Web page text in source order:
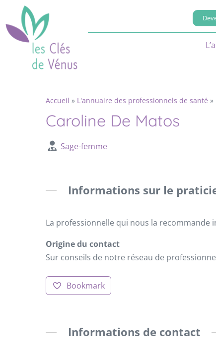
Accueil » L'annuaire des professionnels de santé »
Caroline De Matos
Sage-femme
Informations sur le
La professionnelle qui nous la
Origine du contact
Sur conseils de notre réseau de
Bookmark
Informations de contact